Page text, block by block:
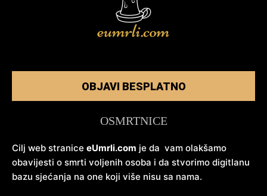
OBJAVI BESPLATNO
OSMRTNICE
Cilj web stranice eUmrli.com je da vam olakšamo
obavijesti o smrti voljenih osoba i da stvorimo digitlanu
bazu sjećanja na one koji više nisu sa nama.